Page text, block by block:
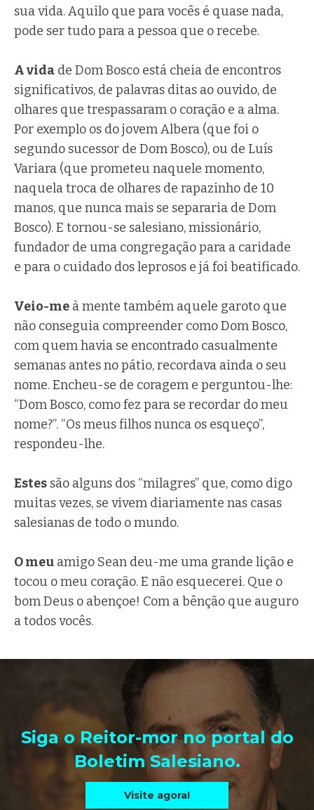
sua vida. Aquilo que para vocês é quase nada,
pode ser tudo para a pessoa que o recebe.
A vida de Dom Bosco está cheia de encontros
significativos, de palavras ditas ao ouvido, de
olhares que trespassaram o coração e a alma.
Por exemplo os do jovem Albera (que foi o
segundo sucessor de Dom Bosco), ou de Luís
Variara (que prometeu naquele momento,
naquela troca de olhares de rapazinho de 10
manos, que nunca mais se separaria de Dom
Bosco). E tornou-se salesiano, missionário,
fundador de uma congregação para a caridade
e para o cuidado dos leprosos e já foi beatificado.
Veio-me à mente também aquele garoto que
não conseguia compreender como Dom Bosco,
com quem havia se encontrado casualmente
semanas antes no pátio, recordava ainda o seu
nome. Encheu-se de coragem e perguntou-lhe:
“Dom Bosco, como fez para se recordar do meu
nome?”. “Os meus filhos nunca os esqueço”,
respondeu-lhe.
Estes são alguns dos “milagres” que, como digo
muitas vezes, se vivem diariamente nas casas
salesianas de todo o mundo.
O meu amigo Sean deu-me uma grande lição e
tocou o meu coração. E não esquecerei. Que o
bom Deus o abençoe! Com a bênção que auguro
a todos vocês.
Siga o Reitor-mor no portal do
Boletim Salesiano.
Visite agora!